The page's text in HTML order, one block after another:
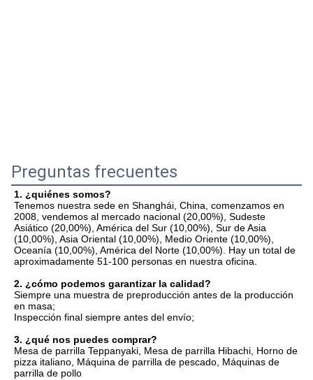
Preguntas frecuentes
1. ¿quiénes somos?
Tenemos nuestra sede en Shanghái, China, comenzamos en
2008, vendemos al mercado nacional (20,00%), Sudeste
Asiático (20,00%), América del Sur (10,00%), Sur de Asia
(10,00%), Asia Oriental (10,00%), Medio Oriente (10,00%),
Oceanía (10,00%), América del Norte (10,00%). Hay un total de
aproximadamente 51-100 personas en nuestra oficina.
2. ¿cómo podemos garantizar la calidad?
Siempre una muestra de preproducción antes de la producción
en masa;
Inspección final siempre antes del envío;
3. ¿qué nos puedes comprar?
Mesa de parrilla Teppanyaki, Mesa de parrilla Hibachi, Horno de
pizza italiano, Máquina de parrilla de pescado, Máquinas de
parrilla de pollo